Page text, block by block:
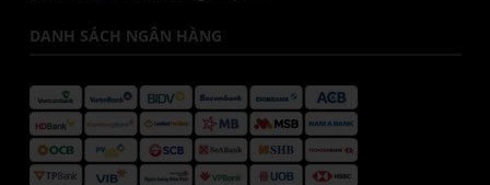
DANH SÁCH NGÂN HÀNG